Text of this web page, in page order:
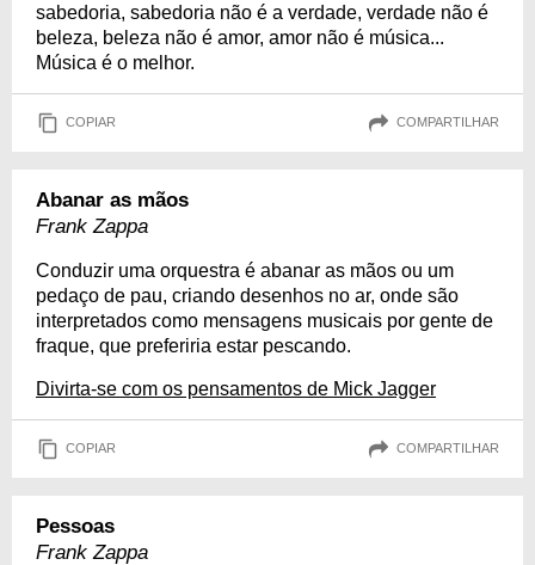
sabedoria, sabedoria não é a verdade, verdade não é
beleza, beleza não é amor, amor não é música...
Música é o melhor.
COPIAR COMPARTILHAR
Abanar as mãos
Frank Zappa
Conduzir uma orquestra é abanar as mãos ou um
pedaço de pau, criando desenhos no ar, onde são
interpretados como mensagens musicais por gente de
fraque, que preferiria estar pescando.
Divirta-se com os pensamentos de Mick Jagger
COPIAR COMPARTILHAR
Pessoas
Frank Zappa